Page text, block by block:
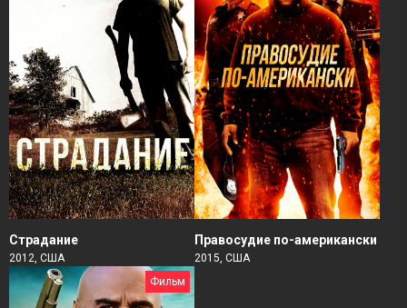
Страдание
2012, США
Правосудие по-американски
2015, США
Фильм